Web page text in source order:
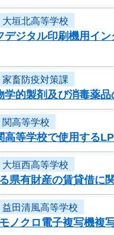
大垣北高等学校
デジタル印刷機用イ
家畜防疫対策課
学的製剤及び消毒薬
関高等学校
高等学校で使用する
大垣西高等学校
県有財産の賃貸借に
益田清風高等学校
クロ電子複写機複